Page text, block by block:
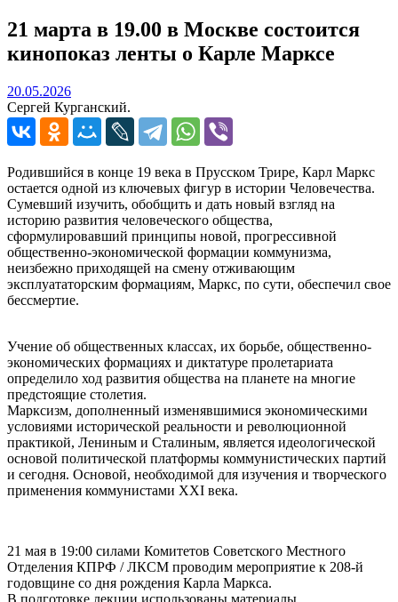
21 марта в 19.00 в Москве состоится
кинопоказ ленты о Карле Марксе
20.05.202620.05.2026
Сергей Курганский.
Родившийся в конце 19 века в Прусском Трире, Карл Маркс
остается одной из ключевых фигур в истории Человечества.
Сумевший изучить, обобщить и дать новый взгляд на
историю развития человеческого общества,
сформулировавший принципы новой, прогрессивной
общественно-экономической формации коммунизма,
неизбежно приходящей на смену отживающим
эксплуататорским формациям, Маркс, по сути, обеспечил свое
бессмертие.
Учение об общественных классах, их борьбе, общественно-
экономических формациях и диктатуре пролетариата
определило ход развития общества на планете на многие
предстоящие столетия.
Марксизм, дополненный изменявшимися экономическими
условиями исторической реальности и революционной
практикой, Лениным и Сталиным, является идеологической
основой политической платформы коммунистических партий
и сегодня. Основой, необходимой для изучения и творческого
применения коммунистами XXI века.
21 мая в 19:00 силами Комитетов Советского Местного
Отделения КПРФ / ЛКСМ проводим мероприятие к 208-й
годовщине со дня рождения Карла Маркса.
В подготовке лекции использованы материалы